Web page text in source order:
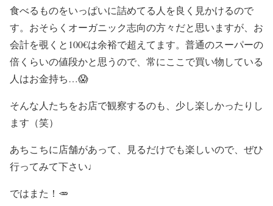
食べるものをいっぱいに詰めてる人を良く見かけるので
す。おそらくオーガニック志向の方々だと思いますが、お
会計を覗くと100€は余裕で超えてます。普通のスーパーの
倍くらいの値段かと思うので、常にここで買い物している
人はお金持ち…😱
そんな人たちをお店で観察するのも、少し楽しかったりし
ます（笑）
あちこちに店舗があって、見るだけでも楽しいので、ぜひ
行ってみて下さい♩
ではまた！🥕